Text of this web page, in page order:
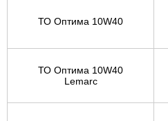
ТО Оптима 10W40
ТО Оптима 10W40
Lemarc